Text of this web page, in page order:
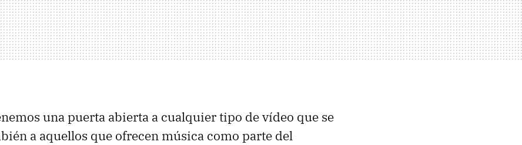
una puerta abierta a cualquier tipo de vídeo que se
a aquellos que ofrecen música como parte del